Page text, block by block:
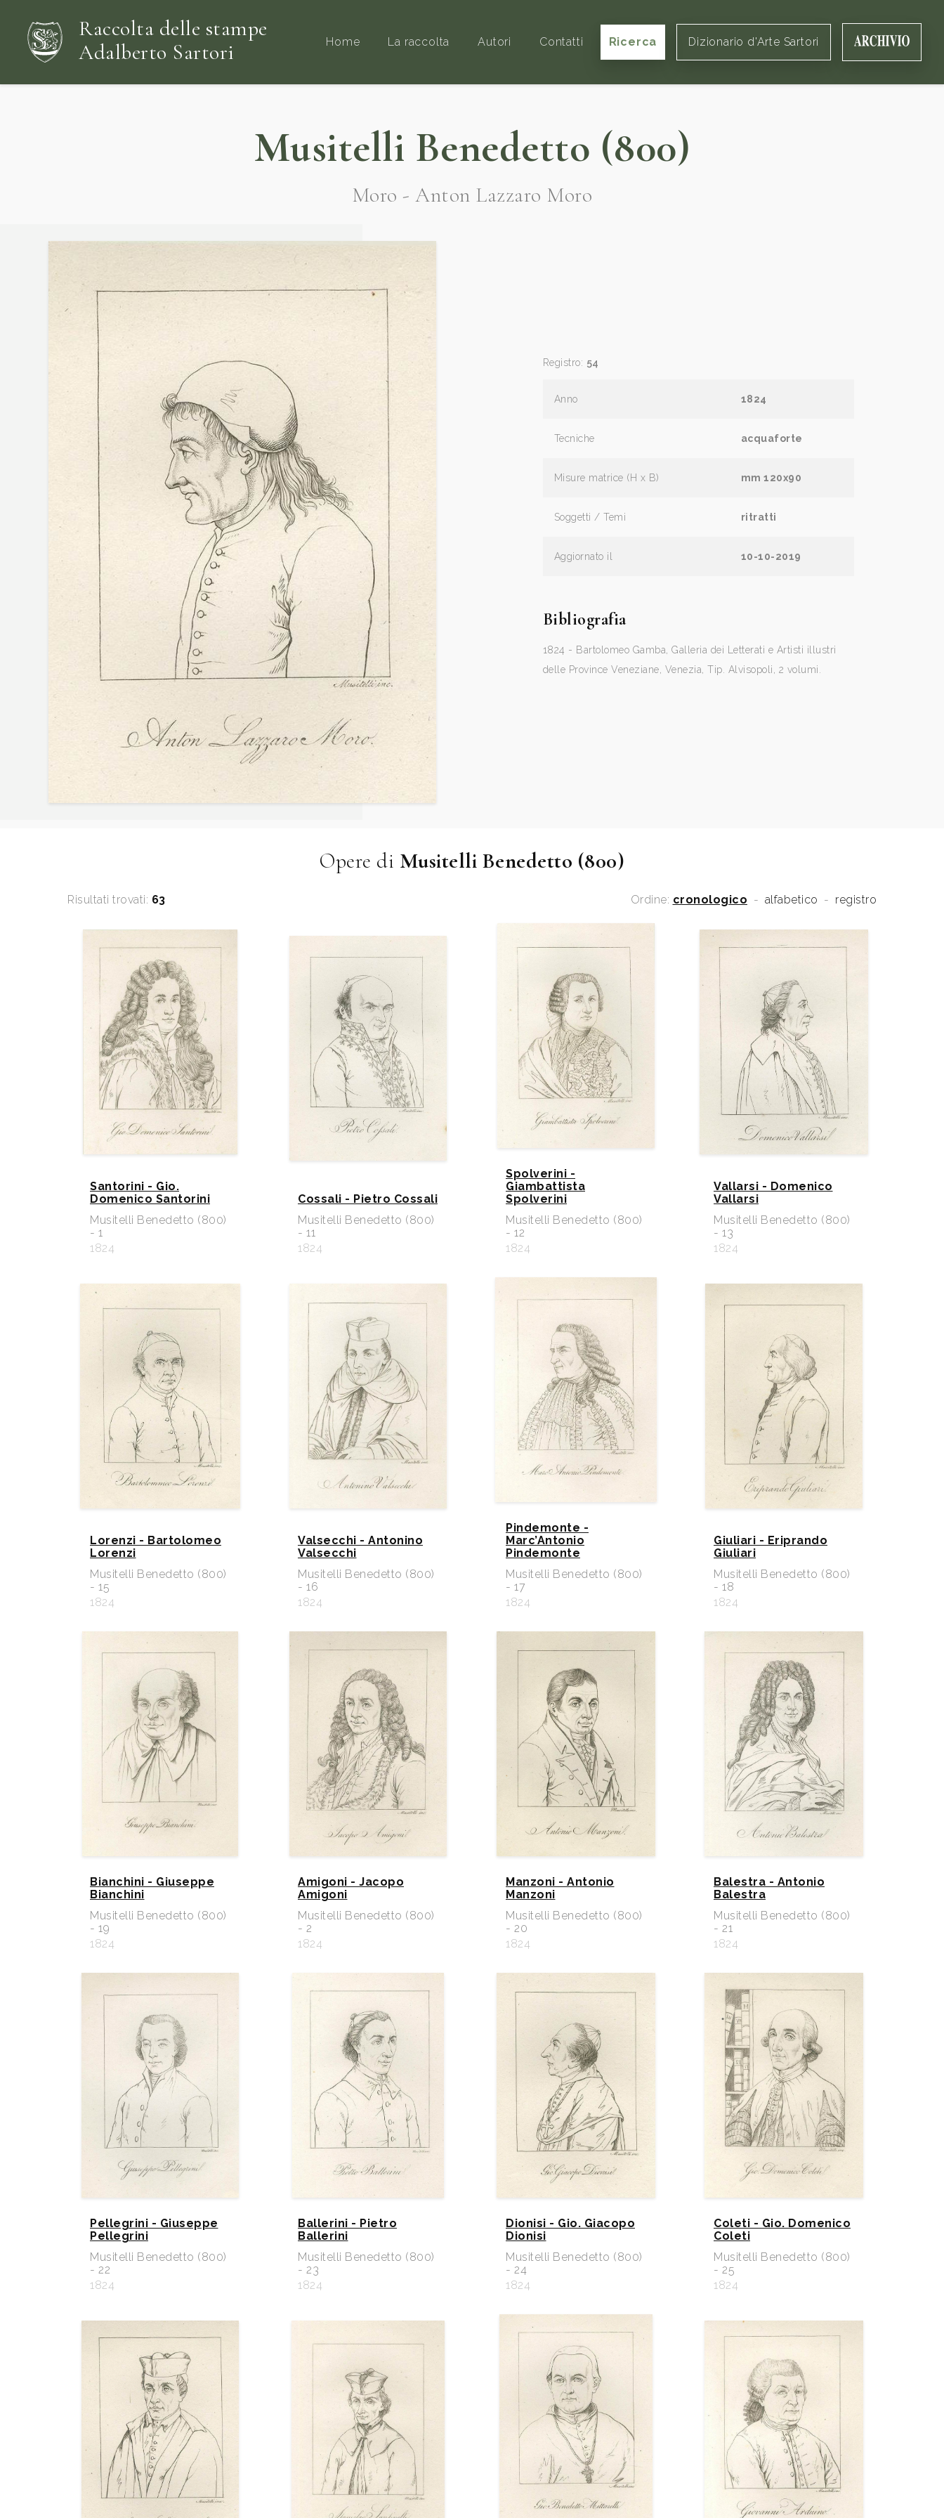
Raccolta delle stampe
Adalberto Sartori
Home La raccolta Autori Contatti Ricerca Dizionario d'Arte Sartori
Musitelli Benedetto (800)
Moro - Anton Lazzaro Moro
Registro: 54
Anno 1824
Tecniche acquaforte
Misure matrice (H x B) mm 120x90
Soggetti / Temi ritratti
Aggiornato il 10-10-2019
Bibliografia
1824 - Bartolomeo Gamba, Galleria dei Letterati e Artisti illustri
delle Province Veneziane, Venezia, Tip. Alvisopoli, 2 volumi.
Opere di Musitelli Benedetto (800)
Risultati trovati: 63 Ordine: cronologico - alfabetico - registro
Santorini - Gio.
Domenico Santorini
Musitelli Benedetto (800)
- 1
1824
Cossali - Pietro Cossali
Musitelli Benedetto (800)
- 11
1824
Spolverini -
Giambattista
Spolverini
Musitelli Benedetto (800)
- 12
1824
Vallarsi - Domenico
Vallarsi
Musitelli Benedetto (800)
- 13
1824
Lorenzi - Bartolomeo
Lorenzi
Musitelli Benedetto (800)
- 15
1824
Valsecchi - Antonino
Valsecchi
Musitelli Benedetto (800)
- 16
1824
Pindemonte -
Marc’Antonio
Pindemonte
Musitelli Benedetto (800)
- 17
1824
Giuliari - Eriprando
Giuliari
Musitelli Benedetto (800)
- 18
1824
Bianchini - Giuseppe
Bianchini
Musitelli Benedetto (800)
- 19
1824
Amigoni - Jacopo
Amigoni
Musitelli Benedetto (800)
- 2
1824
Manzoni - Antonio
Manzoni
Musitelli Benedetto (800)
- 20
1824
Balestra - Antonio
Balestra
Musitelli Benedetto (800)
- 21
1824
Pellegrini - Giuseppe
Pellegrini
Musitelli Benedetto (800)
- 22
1824
Ballerini - Pietro
Ballerini
Musitelli Benedetto (800)
- 23
1824
Dionisi - Gio. Giacopo
Dionisi
Musitelli Benedetto (800)
- 24
1824
Coleti - Gio. Domenico
Coleti
Musitelli Benedetto (800)
- 25
1824